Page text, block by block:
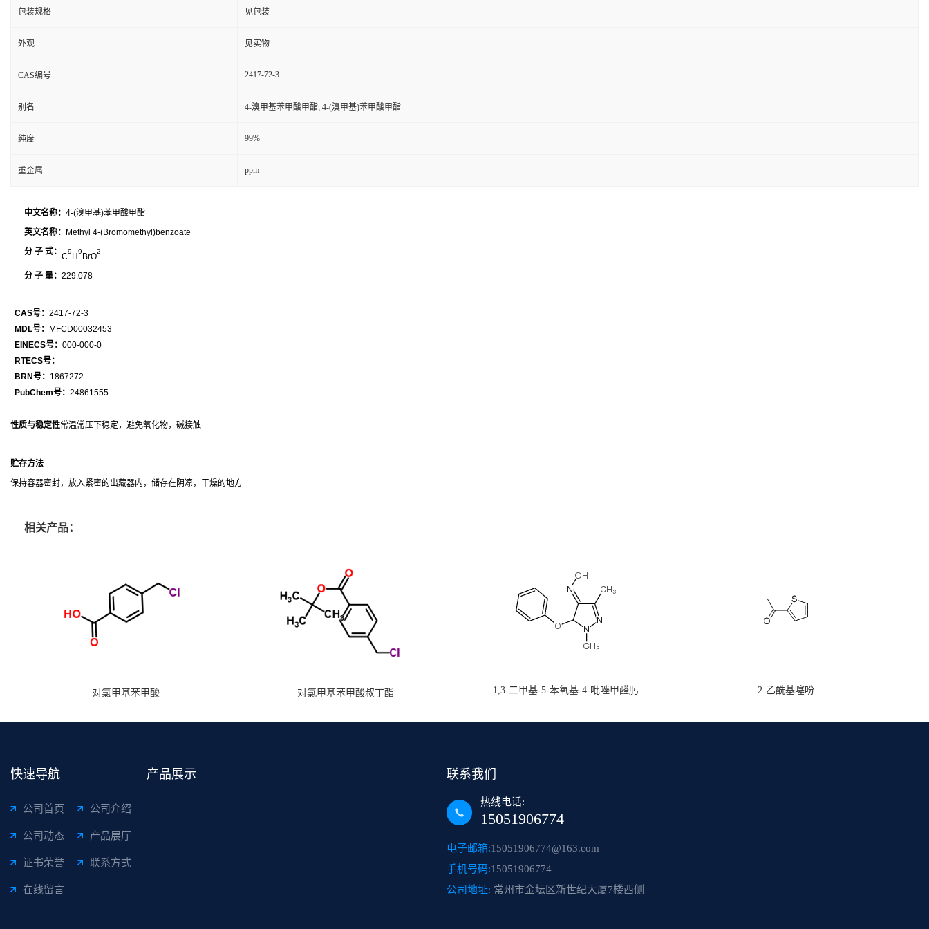
包装规格 见包装
外观 见实物
CAS编号 2417-72-3
别名 4-溴甲基苯甲酸甲酯; 4-(溴甲基)苯甲酸甲酯
纯度 99%
重金属 ppm
中文名称： 4-(溴甲基)苯甲酸甲酯
英文名称：
Methyl 4-(Bromomethyl)benzoate
分 子 式： C
9
H
9
BrO
2
分 子 量： 229.078
CAS号： 2417-72-3
MDL号：
MFCD00032453
EINECS号： 000-000-0
RTECS号：
BRN号： 1867272
PubChem号： 24861555
性质与稳定性常温常压下稳定，避免氧化物，碱接触
贮存方法
保持容器密封，放入紧密的出藏器内，储存在阴凉，干燥的地方
相关产品：
对氯甲基苯甲酸 对氯甲基苯甲酸叔丁酯 1,3-二甲基-5-苯氧基-4-吡唑甲醛肟 2-乙酰基噻吩
快速导航
公司首页 公司介绍
公司动态 产品展厅
证书荣誉 联系方式
在线留言
产品展示 联系我们
热线电话:
15051906774
电子邮箱:15051906774@163.com
手机号码:15051906774
公司地址: 常州市金坛区新世纪大厦7楼西侧